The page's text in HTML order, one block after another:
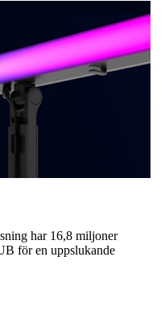
har 16,8 miljoner
för en uppslukande